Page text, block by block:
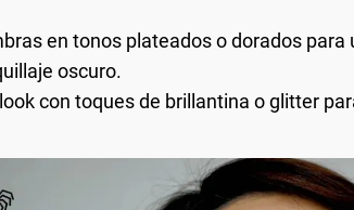
en tonos plateados o dorados
oscuro.
con toques de brillantina o glitter